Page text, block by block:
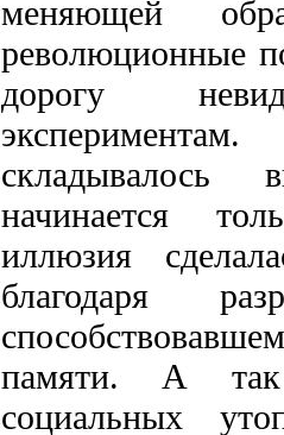
меняющей
революционные
дорогу
складывалось
начинается
иллюзия
благодаря
памяти. А
социальных